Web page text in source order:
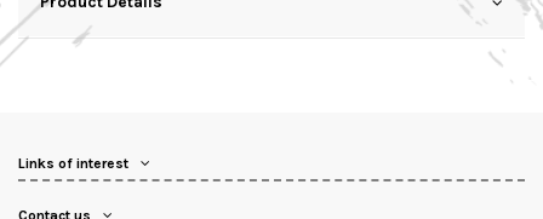
Links of interest
Contact us